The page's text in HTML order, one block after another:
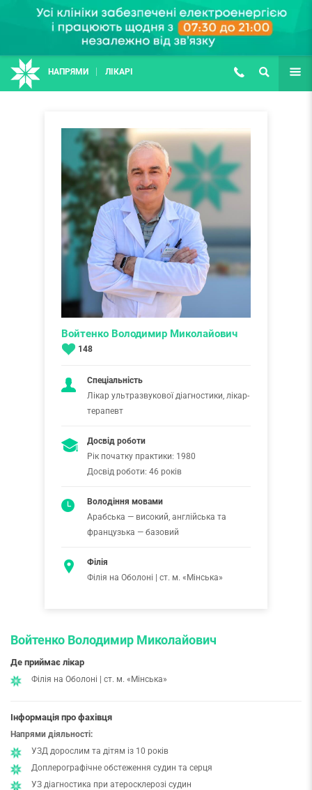
НАПРЯМИ ЛІКАРІ (067) 127-03-03
ПОШУК ЩЕ
Войтенко Володимир Миколайович
148
Спеціальність
Лікар ультразвукової діагностики, лікар-
терапевт
Досвід роботи
Рік початку практики: 1980
Досвід роботи: 46 років
Володіння мовами
Арабська — високий, англійська та
французька — базовий
Філія
Філія на Оболоні | ст. м. «Мінська»
Войтенко Володимир Миколайович
Де приймає лікар
Філія на Оболоні | ст. м. «Мінська»
Інформація про фахівця
Напрями діяльності:
УЗД дорослим та дітям із 10 років
Доплерографічне обстеження судин та серця
УЗ діагностика при атеросклерозі судин